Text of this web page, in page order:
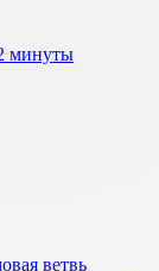
минуты